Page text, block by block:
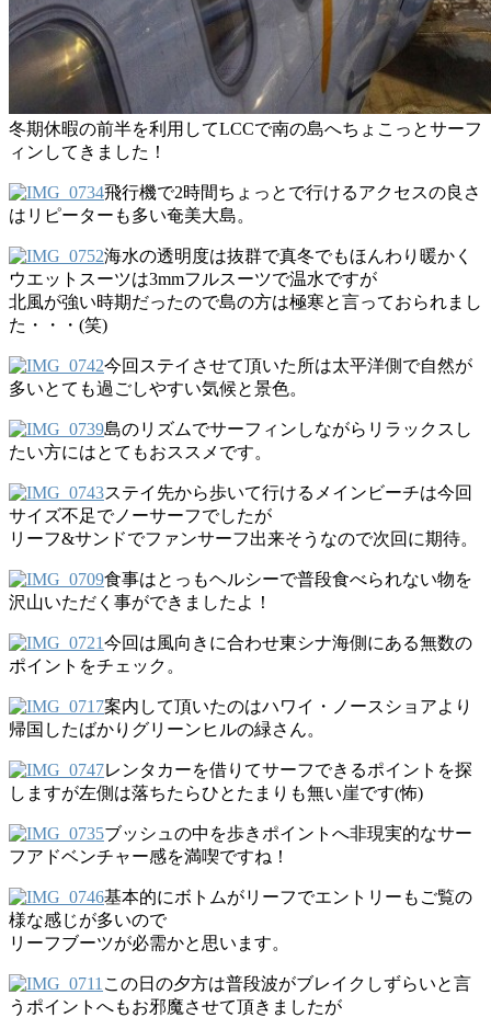
冬期休暇の前半を利用してLCCで南の島へちょこっとサーフ
ィンしてきました！
飛行機で2時間ちょっとで行けるアクセスの良さ
はリピーターも多い奄美大島。
海水の透明度は抜群で真冬でもほんわり暖かく
ウエットスーツは3mmフルスーツで温水ですが
北風が強い時期だったので島の方は極寒と言っておられまし
た・・・(笑)
今回ステイさせて頂いた所は太平洋側で自然が
多いとても過ごしやすい気候と景色。
島のリズムでサーフィンしながらリラックスし
たい方にはとてもおススメです。
ステイ先から歩いて行けるメインビーチは今回
サイズ不足でノーサーフでしたが
リーフ&サンドでファンサーフ出来そうなので次回に期待。
食事はとっもヘルシーで普段食べられない物を
沢山いただく事ができましたよ！
今回は風向きに合わせ東シナ海側にある無数の
ポイントをチェック。
案内して頂いたのはハワイ・ノースショアより
帰国したばかりグリーンヒルの緑さん。
レンタカーを借りてサーフできるポイントを探
しますが左側は落ちたらひとたまりも無い崖です(怖)
ブッシュの中を歩きポイントへ非現実的なサー
フアドベンチャー感を満喫ですね！
基本的にボトムがリーフでエントリーもご覧の
様な感じが多いので
リーフブーツが必需かと思います。
この日の夕方は普段波がブレイクしずらいと言
うポイントへもお邪魔させて頂きましたが